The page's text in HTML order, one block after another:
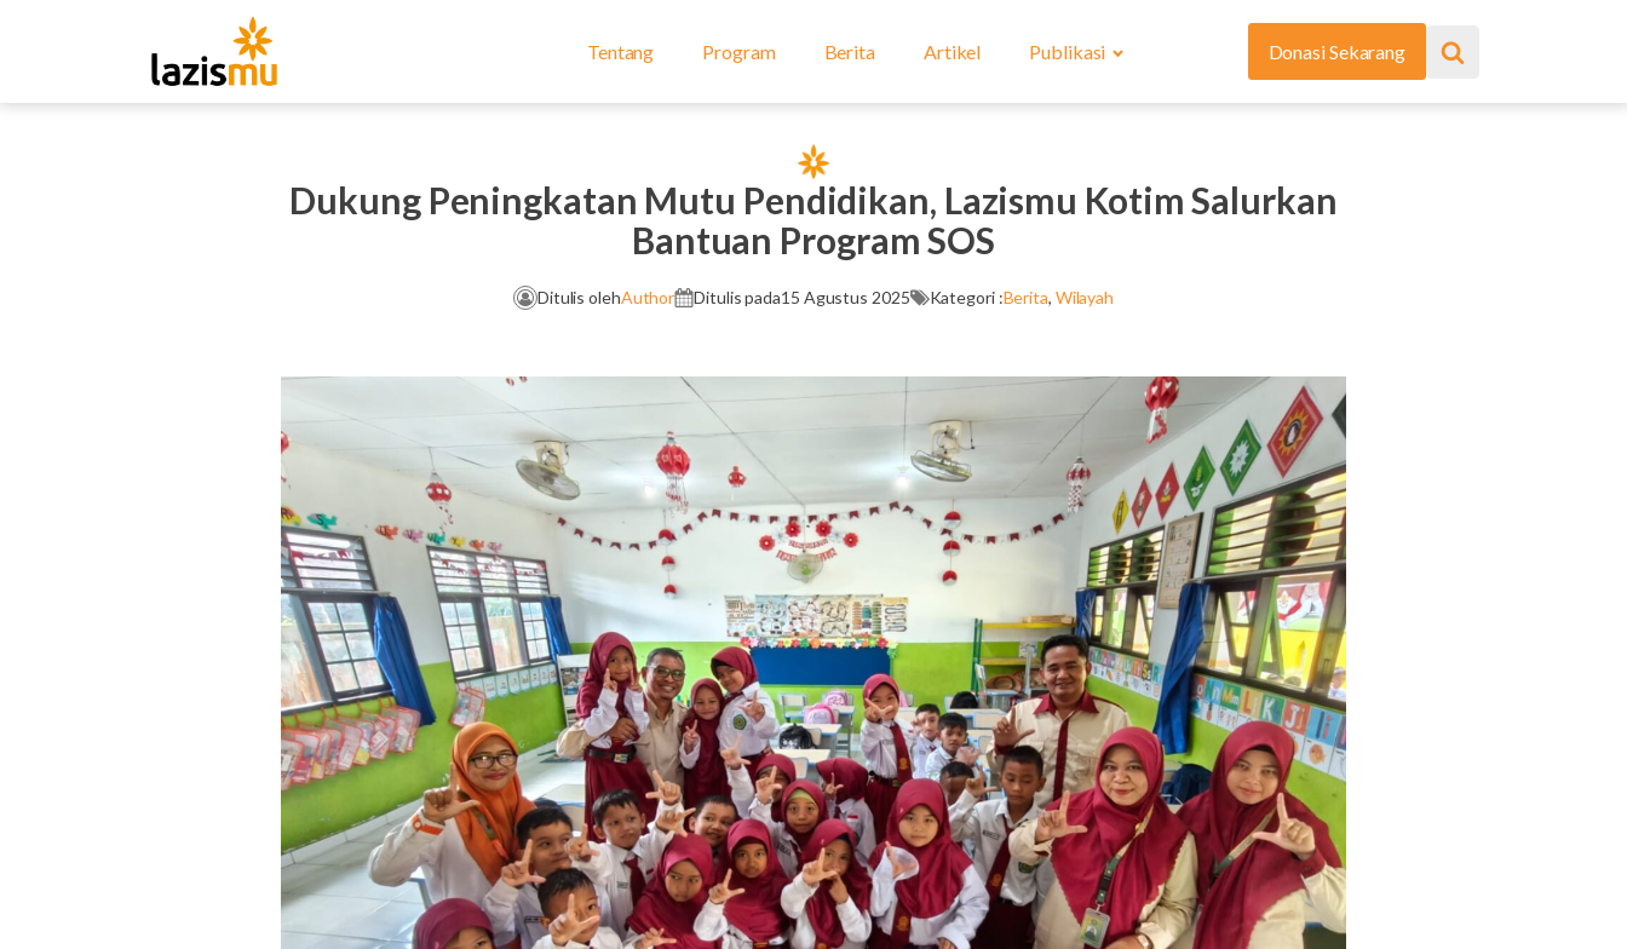
Tentang Program Berita Artikel Publikasi Donasi Sekarang
Dukung Peningkatan Mutu Pendidikan, Lazismu Kotim Salurkan
Bantuan Program SOS
Ditulis olehAuthor Ditulis pada15 Agustus 2025 Kategori :Berita, Wilayah